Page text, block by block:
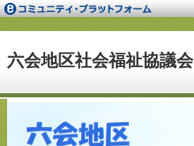
六会地区社会福祉協議会